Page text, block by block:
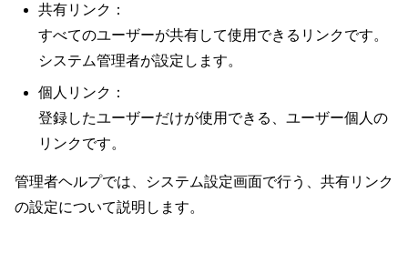
共有リンク：
すべてのユーザーが共有して使用できるリンクです。
システム管理者が設定します。
個人リンク：
登録したユーザーだけが使用できる、ユーザー個人の
リンクです。
管理者ヘルプでは、システム設定画面で行う、共有リンク
の設定について説明します。